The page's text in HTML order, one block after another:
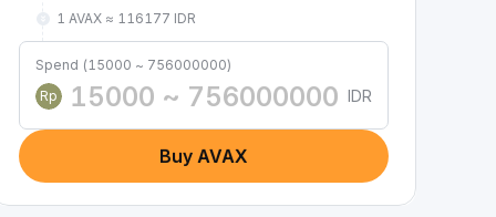
1 AVAX ≈ 116177 IDR
Spend (15000 ~ 756000000)
Rp
IDR
Buy AVAX